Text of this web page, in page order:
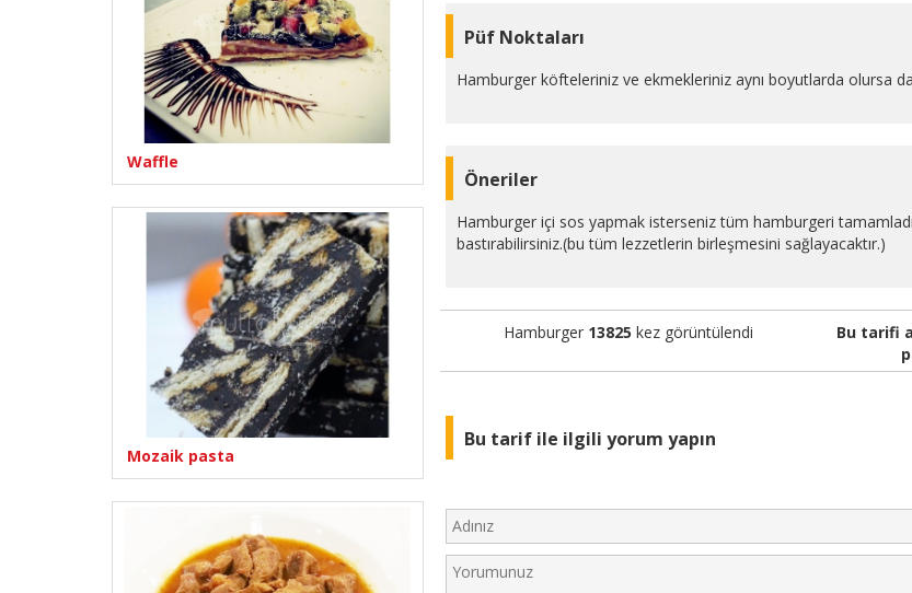
Waffle
Mozaik pasta
Püf Noktaları
Hamburger köfteleriniz ve ekmekleriniz aynı boyutlarda olursa
Öneriler
Hamburger içi sos yapmak isterseniz tüm hamburgeri
bastırabilirsiniz.(bu tüm lezzetlerin birleşmesini sağlayacaktır.)
Hamburger 13825 kez görüntülendi
Bu tarifi
Bu tarif ile ilgili yorum yapın